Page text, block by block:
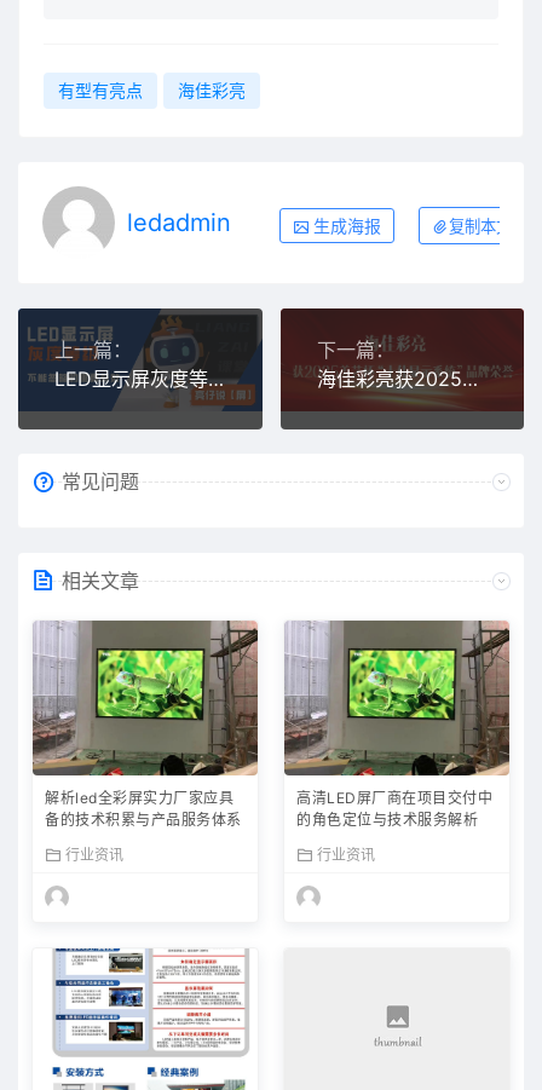
有型有亮点 海佳彩亮
ledadmin 生成海报 复制本文链接
上一篇：
LED显示屏灰度等级--不能忽略的重要参数！
下一篇：
海佳彩亮获2025美艺杯“十佳显示系统”品牌荣誉
常见问题
相关文章
解析led全彩屏实力厂家应具
备的技术积累与产品服务体系
行业资讯
高清LED屏厂商在项目交付中
的角色定位与技术服务解析
行业资讯